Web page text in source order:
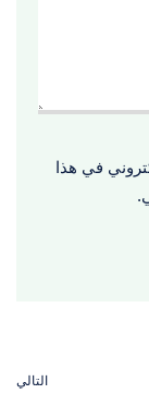
في هذا
التالي